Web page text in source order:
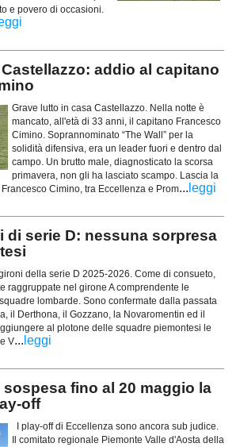
e povero di occasioni.
addio al capitano
Grave lutto in casa Castellazzo. Nella notte è
mancato, all'età di 33 anni, il capitano Francesco
Cimino. Soprannominato “The Wall” per la
solidità difensiva, era un leader fuori e dentro dal
campo. Un brutto male, diagnosticato la scorsa
primavera, non gli ha lasciato scampo. Lascia la
Cimino, tra Eccellenza e Prom... leggi
di serie D: nessuna sorpresa
della serie D 2025-2026. Come di consueto,
raggruppate nel girone A comprendente le
lombarde. Sono confermate dalla passata
il Derthona, il Gozzano, la Novaromentin ed il
al plotone delle squadre piemontesi le
V... leggi
fino al 20 maggio la
off
I play-off di Eccellenza sono ancora sub judice.
Il comitato regionale Piemonte Valle d'Aosta della